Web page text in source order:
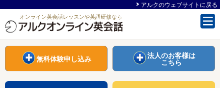
アルクのウェブサイトに戻る
オンライン英会話レッスンや英語研修なら
無料体験申し込み 法人のお客様は
こちら